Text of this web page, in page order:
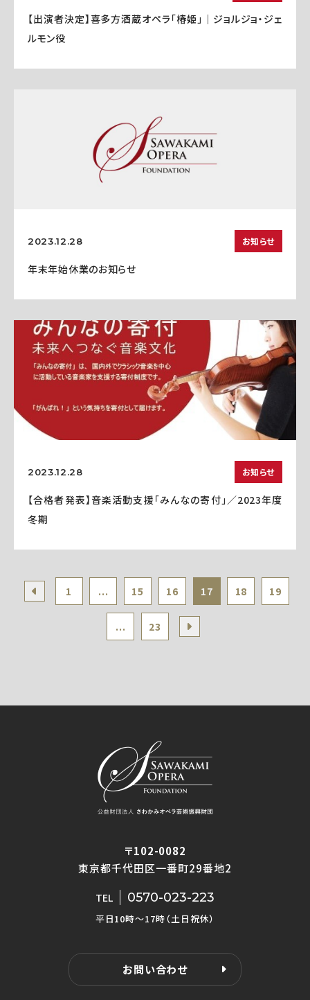
【出演者決定】喜多方酒蔵オペラ「椿姫」｜ジョルジョ・ジェ
ルモン役
2023.12.28 お知らせ
年末年始休業のお知らせ
2023.12.28 お知らせ
【合格者発表】音楽活動支援「みんなの寄付」／2023年度
冬期
1 ... 15 16 17 18 19
... 23
〒102-0082
東京都千代田区一番町29番地2
TEL 0570-023-223
平日10時〜17時（土日祝休）
お問い合わせ